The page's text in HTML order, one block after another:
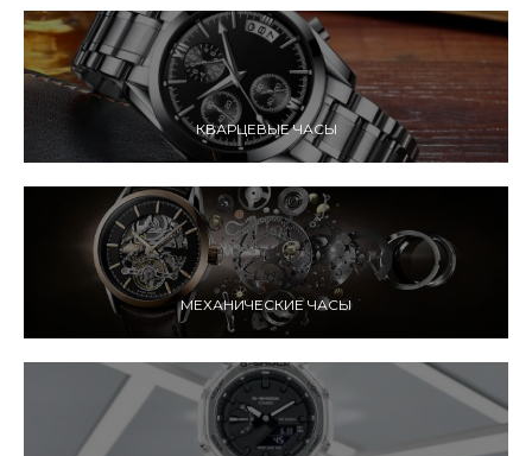
КВАРЦЕВЫЕ ЧАСЫ
МЕХАНИЧЕСКИЕ ЧАСЫ